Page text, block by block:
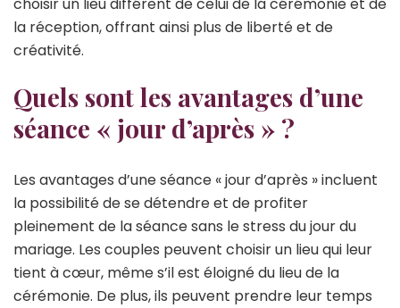
la réception, offrant ainsi plus de liberté et de
créativité.
Quels sont les avantages d’une
séance « jour d’après » ?
Les avantages d’une séance « jour d’après » incluent
la possibilité de se détendre et de profiter
pleinement de la séance sans le stress du jour du
mariage. Les couples peuvent choisir un lieu qui leur
tient à cœur, même s’il est éloigné du lieu de la
cérémonie. De plus, ils peuvent prendre leur temps